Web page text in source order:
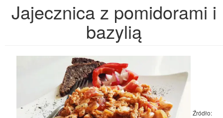
Jajecznica z pomidorami i
bazylią
Źródło: